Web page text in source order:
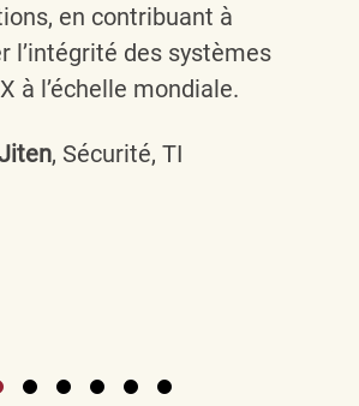
en contribuant à
l’intégrité des systèmes
à l’échelle mondiale.
, Sécurité, TI